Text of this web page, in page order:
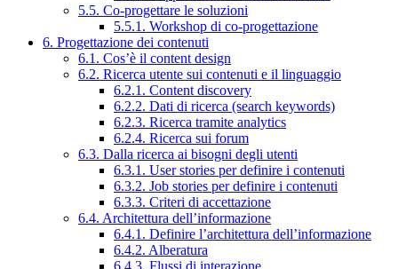
5.5. Co-progettare le soluzioni
5.5.1. Workshop di co-progettazione
6. Progettazione dei contenuti
6.1. Cos’è il content design
6.2. Ricerca utente sui contenuti e il linguaggio
6.2.1. Content discovery
6.2.2. Dati di ricerca (search keywords)
6.2.3. Ricerca tramite analytics
6.2.4. Ricerca sui forum
6.3. Dalla ricerca ai bisogni degli utenti
6.3.1. User stories per definire i contenuti
6.3.2. Job stories per definire i contenuti
6.3.3. Criteri di accettazione
6.4. Architettura dell’informazione
6.4.1. Definire l’architettura dell’informazione
6.4.2. Alberatura
6.4.3. Flussi di interazione